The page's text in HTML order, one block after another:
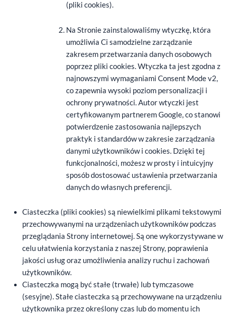
(pliki cookies).
Na Stronie zainstalowaliśmy wtyczkę, która
umożliwia Ci samodzielne zarządzanie
zakresem przetwarzania danych osobowych
poprzez pliki cookies. Wtyczka ta jest zgodna z
najnowszymi wymaganiami Consent Mode v2,
co zapewnia wysoki poziom personalizacji i
ochrony prywatności. Autor wtyczki jest
certyfikowanym partnerem Google, co stanowi
potwierdzenie zastosowania najlepszych
praktyk i standardów w zakresie zarządzania
danymi użytkowników i cookies. Dzięki tej
funkcjonalności, możesz w prosty i intuicyjny
sposób dostosować ustawienia przetwarzania
danych do własnych preferencji.
Ciasteczka (pliki cookies) są niewielkimi plikami tekstowymi
przechowywanymi na urządzeniach użytkowników podczas
przeglądania Strony internetowej. Są one wykorzystywane w
celu ułatwienia korzystania z naszej Strony, poprawienia
jakości usług oraz umożliwienia analizy ruchu i zachowań
użytkowników.
Ciasteczka mogą być stałe (trwałe) lub tymczasowe
(sesyjne). Stałe ciasteczka są przechowywane na urządzeniu
użytkownika przez określony czas lub do momentu ich